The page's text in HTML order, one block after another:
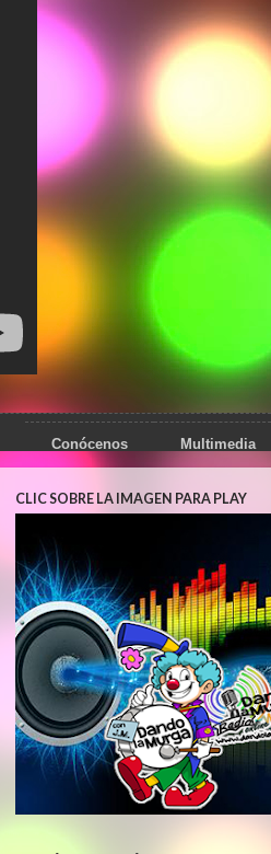
Conócenos Multimedia
CLIC SOBRE LA IMAGEN PARA PLAY